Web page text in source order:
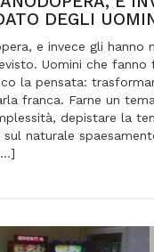
DEGLI
e invece gli hanno
Uomini che fanno
la pensata:
franca. Farne un
depistare la
naturale